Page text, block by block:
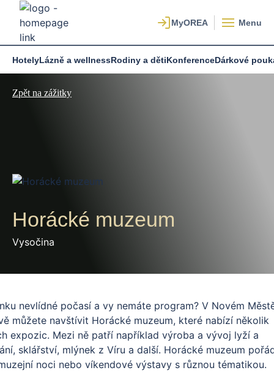
Menu
HotelyLázně a wellnessRodiny a dětiKonferenceDárkové
Zpět na zážitky
Horácké muzeum
Vysočina
nevlídné počasí a vy nemáte program? V Novém
můžete navštívit Horácké muzeum, které nabízí několik
expozic. Mezi ně patří například výroba a vývoj lyží a
sklářství, mlýnek z Víru a další. Horácké muzeum
noci nebo víkendové výstavy s různou tématikou.